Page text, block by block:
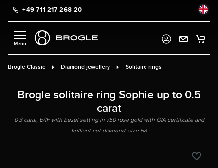
content+49 711 217 268 20
Brogle Classic Diamond jewellery Solitaire rings
Brogle solitaire ring Sophie up to 0.5
carat
0.3 carat, E/IF with bezel setting in 750 rose gold with GIA certificate and
brilliant-cut diamond, size 58